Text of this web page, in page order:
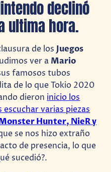
declinó
ultima hora.
de losJuegos
ver a Mario
famosos tubos
de lo que Tokio 2020
dieroninicio los
varias piezas
Hunter, NieR y
se nos hizo extraño
de presencia, lo que
sucedió?.